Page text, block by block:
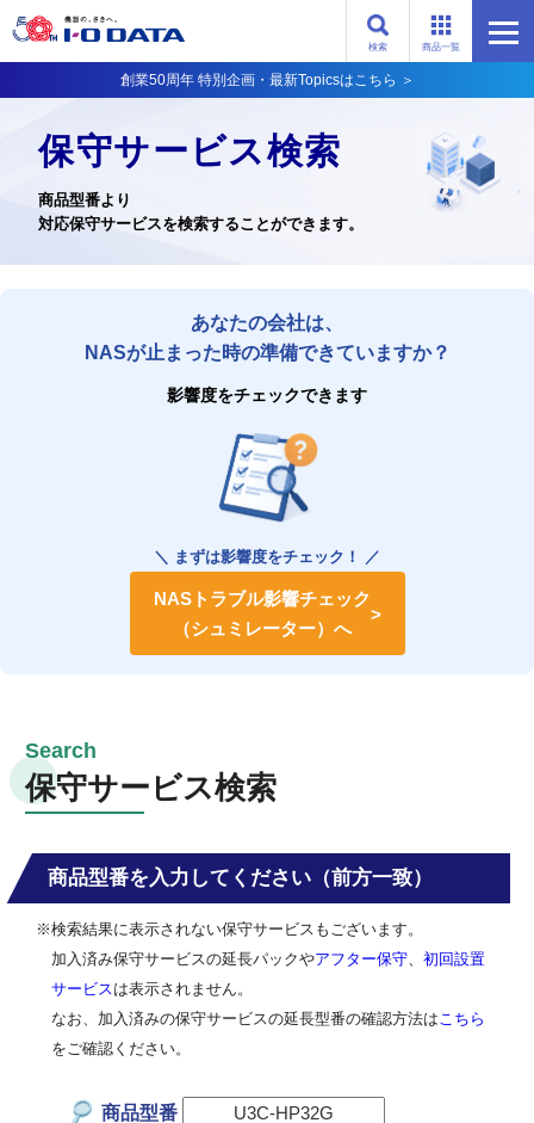
商品一覧
検索
創業50周年 特別企画・最新Topicsはこちら ＞
保守サービス検索
商品型番より
対応保守サービスを検索することができます。
あなたの会社は、
NASが止まった時の準備できていますか？
影響度をチェックできます
＼ まずは影響度をチェック！ ／
NASトラブル影響チェック
（シュミレーター）へ
保守サービス検索
商品型番を入力してください（前方一致）
※検索結果に表示されない保守サービスもございます。
加入済み保守サービスの延長パックやアフター保守
初回設置
サービス は表示されません。
なお、加入済みの保守サービスの延長型番の確認方法は こちら
をご確認ください。
商品型番